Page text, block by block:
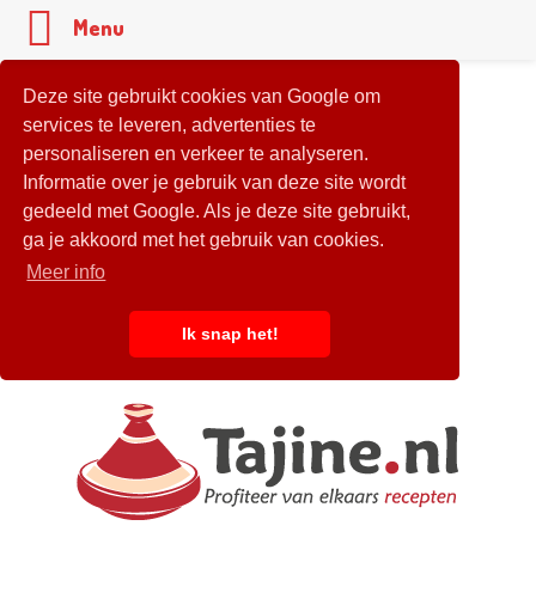
Deze site gebruikt cookies van Google om
services te leveren, advertenties te
personaliseren en verkeer te analyseren.
Informatie over je gebruik van deze site wordt
gedeeld met Google. Als je deze site gebruikt,
ga je akkoord met het gebruik van cookies.
Meer info
Ik snap het!
Menu